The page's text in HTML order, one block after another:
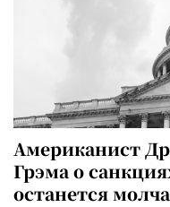
Американист
Грэма о
останется